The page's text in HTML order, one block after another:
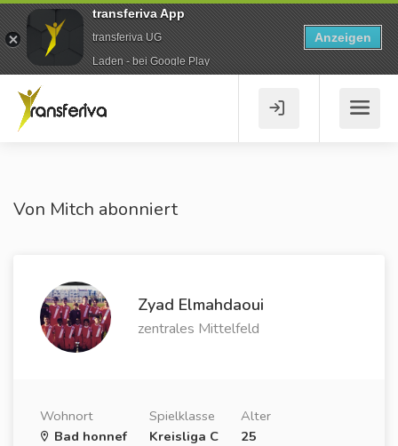
Von Mitch abonniert
Zyad Elmahdaoui
zentrales Mittelfeld
Wohnort
Bad honnef
Spielklasse
Kreisliga C
Alter
25
transferiva App
transferiva UG
Laden - bei Google Play
Anzeigen